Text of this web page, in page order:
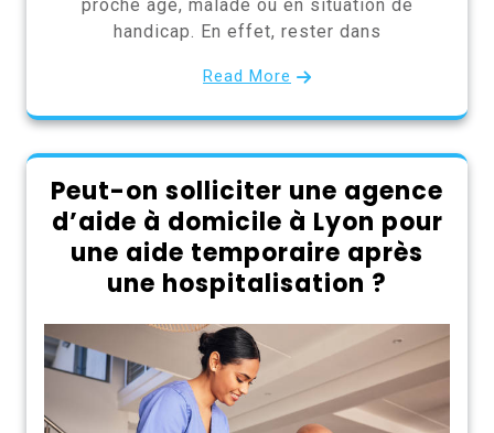
proche âgé, malade ou en situation de
handicap. En effet, rester dans
Read More
Peut-on solliciter une agence
d’aide à domicile à Lyon pour
une aide temporaire après
une hospitalisation ?